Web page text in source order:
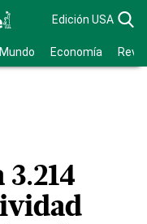
Edición USA
Mundo Economía